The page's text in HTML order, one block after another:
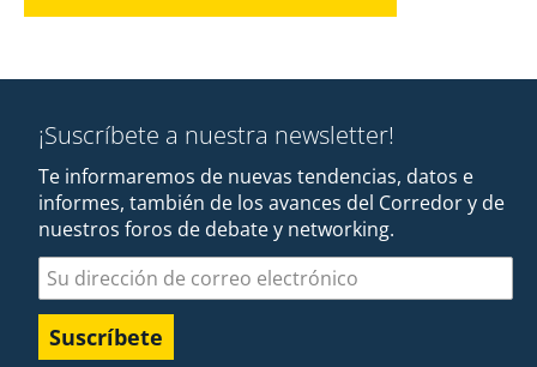
¡Suscríbete a nuestra newsletter!
Te informaremos de nuevas tendencias, datos e
informes, también de los avances del Corredor y de
nuestros foros de debate y networking.
Dirección de correo electrónico